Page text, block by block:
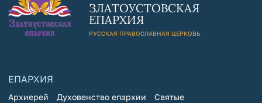
ЗЛАТОУСТОВСКАЯ
ЕПАРХИЯ
РУССКАЯ ПРАВОСЛАВНАЯ ЦЕРКОВЬ
ЕПАРХИЯ
Архиерей Духовенство епархии
Святые